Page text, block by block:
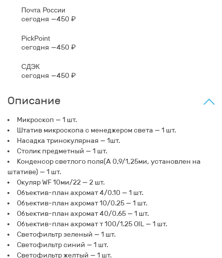
Почта России
сегодня 450 ₽
PickPoint
сегодня 450 ₽
СДЭК
сегодня 450 ₽
Описание
Микроскоп — 1 шт.
Штатив микроскопа с менеджером света — 1 шт.
Насадка тринокулярная — 1шт.
Столик предметный — 1 шт.
Конденсор светлого поля(А 0,9/1,25ми, установлен на
штативе) — 1 шт.
Окуляр WF 10ми/22 — 2 шт.
Объектив-план ахромат 4/0.10 — 1 шт.
Объектив-план ахромат 10/0.25 — 1 шт.
Объектив-план ахромат 40/0.65 — 1 шт.
Объектив-план ахромат т 100/1.25 OIL — 1 шт.
Светофильтр зеленый — 1 шт.
Светофильтр синий — 1 шт.
Светофильтр желтый — 1 шт.